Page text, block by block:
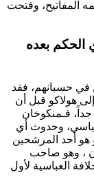
المفاتيح، وفتحت
الحكم بعده
حسبانهم، فقد
هولاكو قبل أن
فـمنكوخان
وحدوث أي
هو أحد المرشحين
، وهو صاحب
العباسية لأول